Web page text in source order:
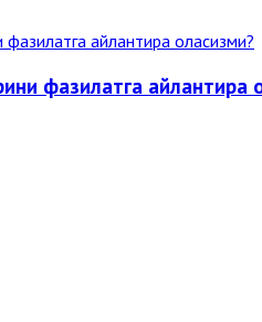
фазилатга айлантира